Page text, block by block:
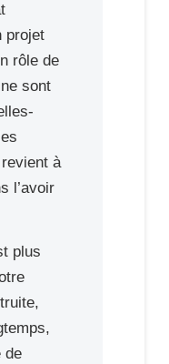
projet
rôle de
sont
à
l’avoir
plus
de